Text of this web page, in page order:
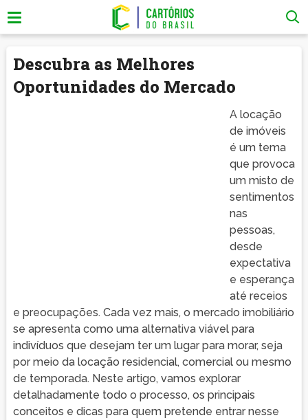
Descubra as Melhores
Oportunidades do Mercado
A locação
de imóveis
é um tema
que provoca
um misto de
sentimentos
nas
pessoas,
desde
expectativa
e esperança
até receios
e preocupações. Cada vez mais, o mercado imobiliário
se apresenta como uma alternativa viável para
indivíduos que desejam ter um lugar para morar, seja
por meio da locação residencial, comercial ou mesmo
de temporada. Neste artigo, vamos explorar
detalhadamente todo o processo, os principais
conceitos e dicas para quem pretende entrar nesse